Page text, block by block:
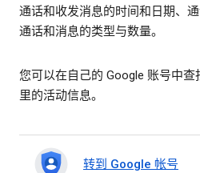
通话和收发消息的时间和日期、
通话和消息的类型与数量。
您可以在自己的 Google 账号中
里的活动信息。
转到 Google 帐号